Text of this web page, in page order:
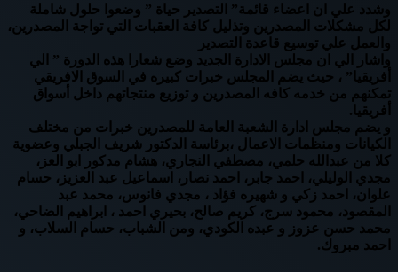
وشدد علي ان اعضاء قائمة” التصدير حياة ” وضعوا حلول شاملة
لكل مشكلات المصدرين وتذليل كافة العقبات التي تواجة المصدرين،
والعمل علي توسيع قاعدة التصدير
واشار الي ان مجلس الادارة الجديد وضع شعارا هذه الدورة ” الي
أفريقيا” ، حيث يضم المجلس خبرات كبيره في السوق الافريقي
تمكنهم من خدمه كافه المصدرين و توزيع منتجاتهم داخل أسواق
أفريقيا.
و يضم مجلس ادارة الشعبة العامة للمصدرين خبرات من مختلف
الكيانات ومنظمات الاعمال ،برئاسة الدكتور شريف الجبلي وعضوية
كلا من عبدالله حلمي، مصطفي النجاري، هشام مدكور ابو العز،
مجدي الوليلي، احمد جابر، احمد نصار، اسماعيل عبد العزيز، حسام
علوان، احمد زكي و شهيره فؤاد ، مجدي فانوس، محمد عبد
المقصود، محمود سرج، كريم صالح، بحيري احمد ، ابراهيم الضاحي،
محمد حسن عزوز و عبده الكودي، ومن الشباب، حسام السلاب، و
احمد مبروك.